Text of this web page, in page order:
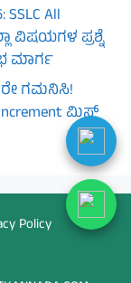
All
ವಿಷಯಗಳ ಪ್ರಶ್ನೆ
ಮಾರ್ಗ
ಗಮನಿಸಿ!
ಮಿಸ್
Policy